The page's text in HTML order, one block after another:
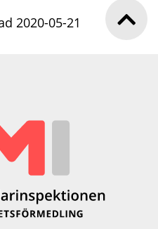
2020-05-21